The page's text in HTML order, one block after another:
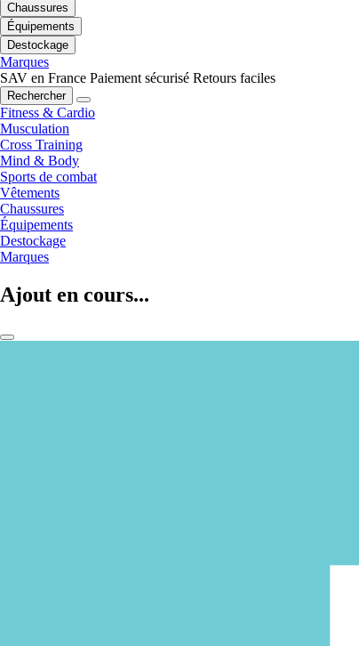
Chaussures
Équipements
Destockage
Marques
SAV en France Paiement sécurisé Retours faciles
Rechercher
Fitness & Cardio
Musculation
Cross Training
Mind & Body
Sports de combat
Vêtements
Chaussures
Équipements
Destockage
Marques
Ajout en cours...